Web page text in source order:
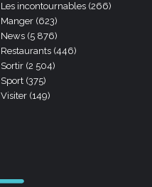
Les incontournables (266)
Manger (623)
News (5 876)
Restaurants (446)
Sortir (2 504)
Sport (375)
Visiter (149)